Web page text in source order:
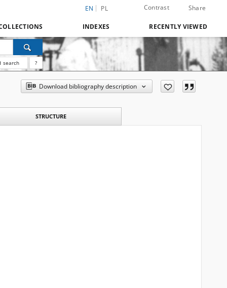
EN PL Contrast Share
INDEXES RECENTLY VIEWED
search ?
Download bibliography description
STRUCTURE